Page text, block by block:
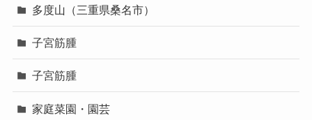
多度山（三重県桑名市）
子宮筋腫
子宮筋腫
家庭菜園・園芸